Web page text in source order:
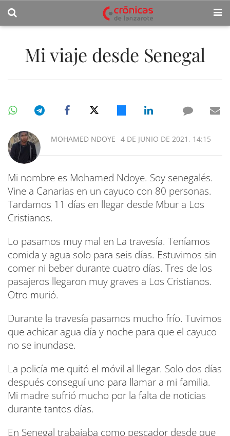
Mi viaje desde Senegal
MOHAMED NDOYE 4 DE JUNIO DE 2021, 14:15
Mi nombre es Mohamed Ndoye. Soy senegalés.
Vine a Canarias en un cayuco con 80 personas.
Tardamos 11 días en llegar desde Mbur a Los
Cristianos.
Lo pasamos muy mal en La travesía. Teníamos
comida y agua solo para seis días. Estuvimos sin
comer ni beber durante cuatro días. Tres de los
pasajeros llegaron muy graves a Los Cristianos.
Otro murió.
Durante la travesía pasamos mucho frío. Tuvimos
que achicar agua día y noche para que el cayuco
no se inundase.
La policía me quitó el móvil al llegar. Solo dos días
después conseguí uno para llamar a mi familia.
Mi madre sufrió mucho por la falta de noticias
durante tantos días.
En Senegal trabajaba como pescador desde que